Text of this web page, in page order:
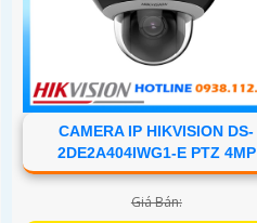
CAMERA IP HIKVISION DS-
2DE2A404IWG1-E PTZ 4MP
Giá Bán: